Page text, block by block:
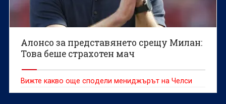
Алонсо за представянето срещу Милан:
Това беше страхотен мач
Вижте какво още сподели мениджърът на Челси